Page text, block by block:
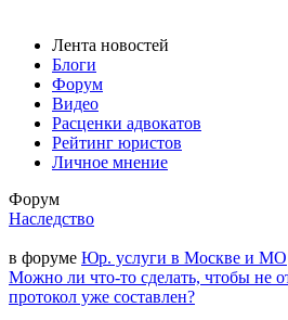
Лента новостей
Блоги
Форум
Видео
Расценки адвокатов
Рейтинг юристов
Личное мнение
Форум
Наследство
в форуме Юр. услуги в Москве и МО
Можно ли что-то сделать, чтобы не
протокол уже составлен?